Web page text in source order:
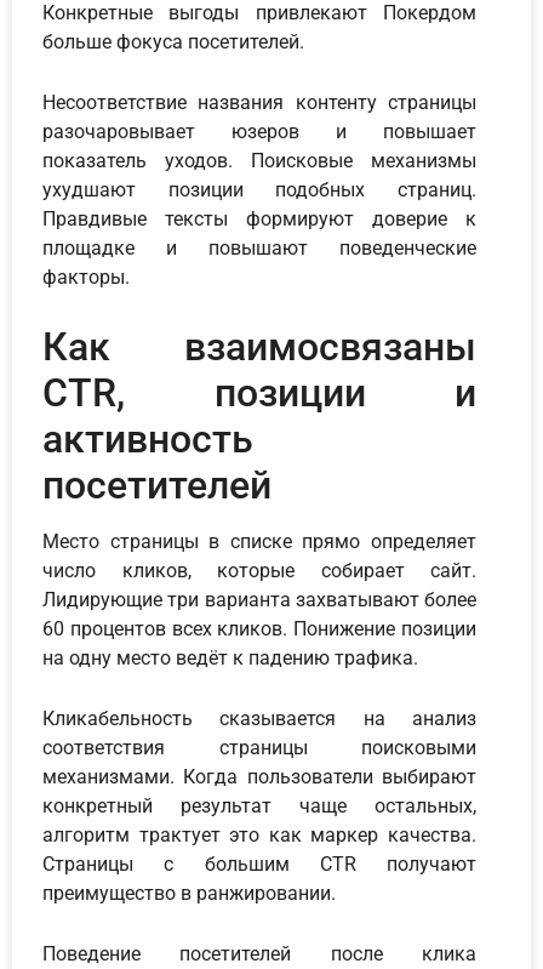
Конкретные выгоды привлекают Покердом
больше фокуса посетителей.
Несоответствие названия контенту страницы
разочаровывает юзеров и повышает
показатель уходов. Поисковые механизмы
ухудшают позиции подобных страниц.
Правдивые тексты формируют доверие к
площадке и повышают поведенческие
факторы.
Как взаимосвязаны
CTR, позиции и
активность
посетителей
Место страницы в списке прямо определяет
число кликов, которые собирает сайт.
Лидирующие три варианта захватывают более
60 процентов всех кликов. Понижение позиции
на одну место ведёт к падению трафика.
Кликабельность сказывается на анализ
соответствия страницы поисковыми
механизмами. Когда пользователи выбирают
конкретный результат чаще остальных,
алгоритм трактует это как маркер качества.
Страницы с большим CTR получают
преимущество в ранжировании.
Поведение посетителей после клика